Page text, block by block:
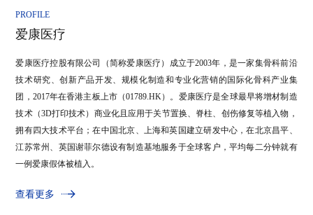
PROFILE
爱康医疗
爱康医疗控股有限公司（简称爱康医疗）成立于2003年，是一家集骨科前沿
技术研究、创新产品开发、规模化制造和专业化营销的国际化骨科产业集
团，2017年在香港主板上市（01789.HK）。爱康医疗是全球最早将增材制造
技术（3D打印技术）商业化且应用于关节置换、脊柱、创伤修复等植入物，
拥有四大技术平台；在中国北京、上海和英国建立研发中心，在北京昌平、
江苏常州、英国谢菲尔德设有制造基地服务于全球客户，平均每二分钟就有
一例爱康假体被植入。
查看更多